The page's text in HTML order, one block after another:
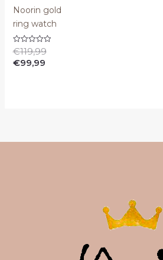
Noorin gold
ring watch
Valorado
con
0
€119,99
€99,99